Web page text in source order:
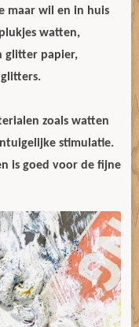
maar wil en in huis
watten,
glitter papier,
zoals watten
stimulatie.
is goed voor de fijne